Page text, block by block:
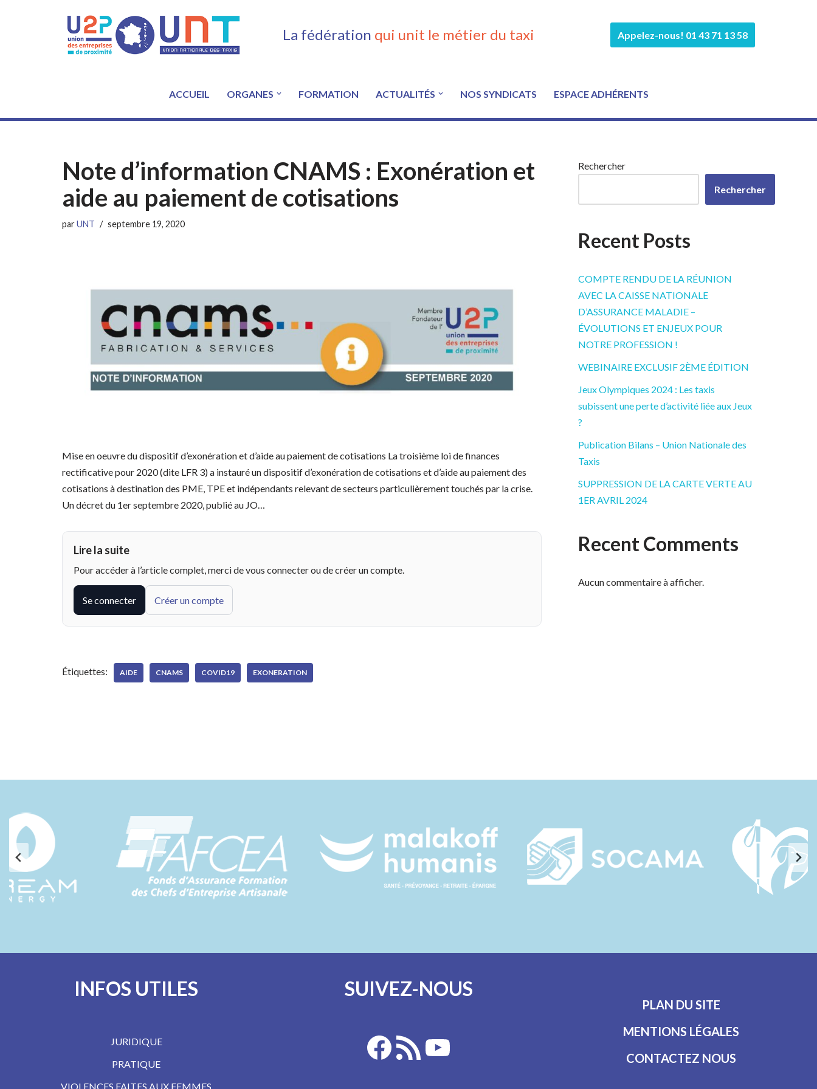
La fédération qui unit le métier du taxi Appelez-nous! 01 43 71 13 58
ACCUEIL ORGANES FORMATION ACTUALITÉS NOS SYNDICATS ESPACE ADHÉRENTS
Note d’information CNAMS : Exonération et
aide au paiement de cotisations
parUNT septembre 19, 2020
Mise en oeuvre du dispositif d’exonération et d’aide au paiement de cotisations La troisième loi de finances
rectificative pour 2020 (dite LFR 3) a instauré un dispositif d’exonération de cotisations et d’aide au paiement des
cotisations à destination des PME, TPE et indépendants relevant de secteurs particulièrement touchés par la crise.
Un décret du 1er septembre 2020, publié au JO…
Lire la suite
Pour accéder à l’article complet, merci de vous connecter ou de créer un compte.
Se connecter Créer un compte
Étiquettes: AIDE CNAMS COVID19 EXONERATION
Rechercher
Rechercher
Recent Posts
COMPTE RENDU DE LA RÉUNION
AVEC LA CAISSE NATIONALE
D’ASSURANCE MALADIE –
ÉVOLUTIONS ET ENJEUX POUR
NOTRE PROFESSION !
WEBINAIRE EXCLUSIF 2ÈME ÉDITION
Jeux Olympiques 2024 : Les taxis
subissent une perte d’activité liée aux Jeux
?
Publication Bilans – Union Nationale des
Taxis
SUPPRESSION DE LA CARTE VERTE AU
1ER AVRIL 2024
Recent Comments
Aucun commentaire à afficher.
INFOS UTILES
JURIDIQUE
PRATIQUE
VIOLENCES FAITES AUX FEMMES
SUIVEZ-NOUS
PLAN DU SITE
MENTIONS LÉGALES
CONTACTEZ NOUS